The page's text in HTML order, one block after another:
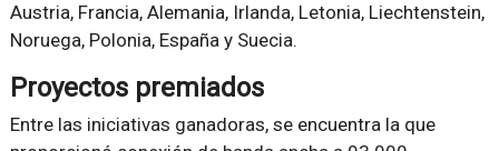
Austria, Francia, Alemania, Irlanda, Letonia, Liechtenstein,
Noruega, Polonia, España y Suecia.
Proyectos premiados
Entre las iniciativas ganadoras, se encuentra la que